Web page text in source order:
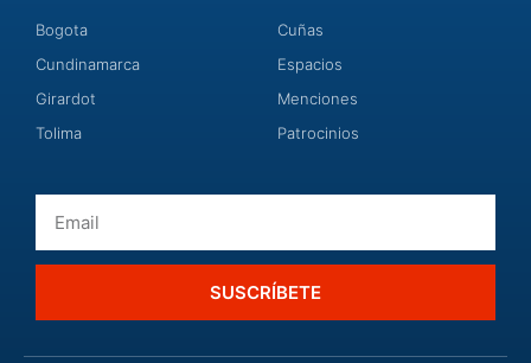
Bogota
Cundinamarca
Girardot
Tolima
Cuñas
Espacios
Menciones
Patrocinios
SUSCRÍBETE